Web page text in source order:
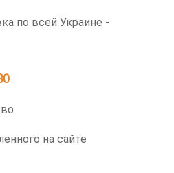
по всей Украине -
на сайте